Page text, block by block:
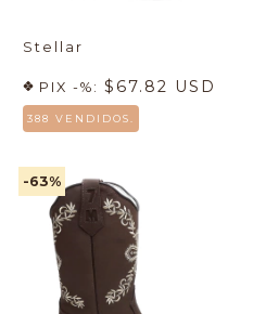
Stellar
PIX -%: $67.82 USD
388 VENDIDOS.
-63%